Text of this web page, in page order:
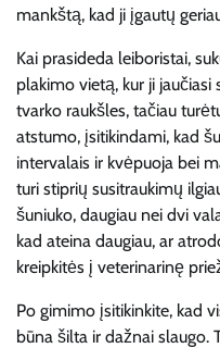
mankštą, kad ji įgautų
Kai prasideda leiboristai,
plakimo vietą, kur ji
tvarko raukšles, tačiau
atstumo, įsitikindami, kad
intervalais ir kvėpuoja bei
turi stiprių susitraukimų
šuniuko, daugiau nei dvi
kad ateina daugiau, ar
kreipkitės į veterinarinę
Po gimimo įsitikinkite, kad
būna šilta ir dažnai slaugo.